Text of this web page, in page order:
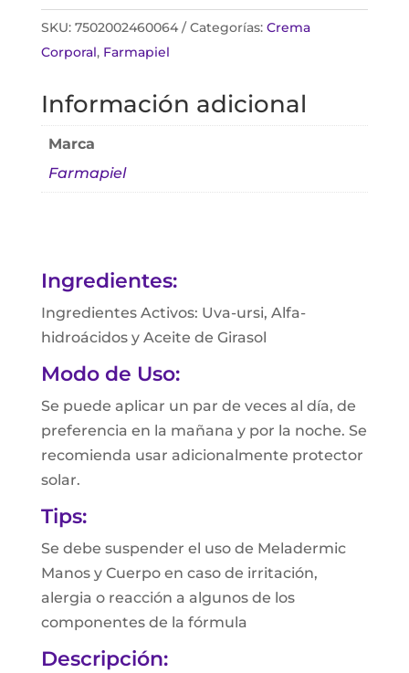
SKU: 7502002460064 Categorías: Crema
Corporal, Farmapiel
Información adicional
Marca
Farmapiel
Ingredientes:
Ingredientes Activos: Uva-ursi, Alfa-
hidroácidos y Aceite de Girasol
Modo de Uso:
Se puede aplicar un par de veces al día, de
preferencia en la mañana y por la noche. Se
recomienda usar adicionalmente protector
solar.
Tips:
Se debe suspender el uso de Meladermic
Manos y Cuerpo en caso de irritación,
alergia o reacción a algunos de los
componentes de la fórmula
Descripción: